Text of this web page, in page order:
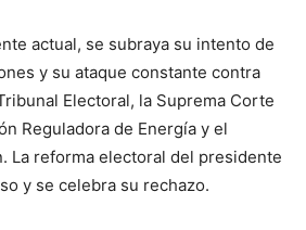
actual, se subraya su intento de
y su ataque constante contra
Electoral, la Suprema Corte
Reguladora de Energía y el
La reforma electoral del presidente
y se celebra su rechazo.